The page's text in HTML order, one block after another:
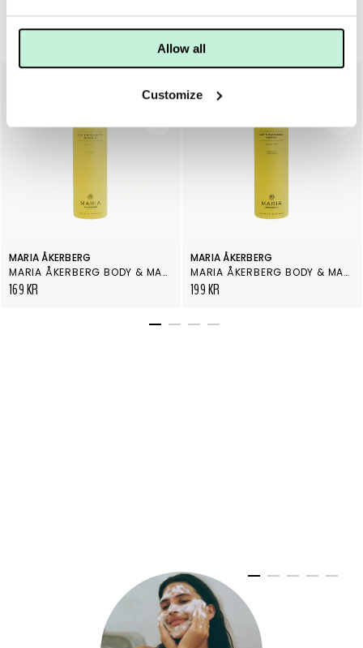
Allow all
Customize
Serum & olja
MARIA ÅKERBERG
MARIA ÅKERBERG BODY & MASSAGE OIL RELAXING
169 KR
MARIA ÅKERBERG
MARIA ÅKERBERG BODY & MASSAGE OIL ENERGY
199 KR